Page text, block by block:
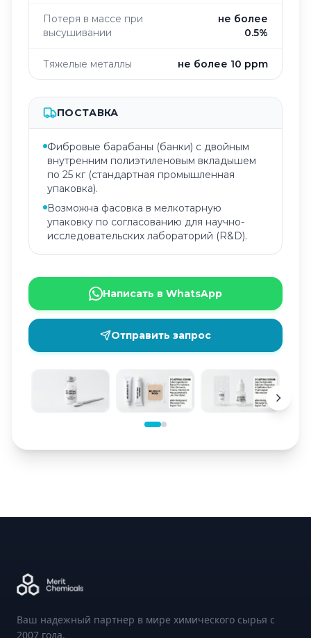
Потеря в массе при
высушивании
не более
0.5%
Тяжелые металлы не более 10 ppm
ПОСТАВКА
Фибровые барабаны (банки) с двойным
внутренним полиэтиленовым вкладышем
по 25 кг (стандартная промышленная
упаковка).
Возможна фасовка в мелкотарную
упаковку по согласованию для научно-
исследовательских лабораторий (R&D).
Написать в WhatsApp
Отправить запрос
Ваш надежный партнер в мире химического сырья с
2007 года.